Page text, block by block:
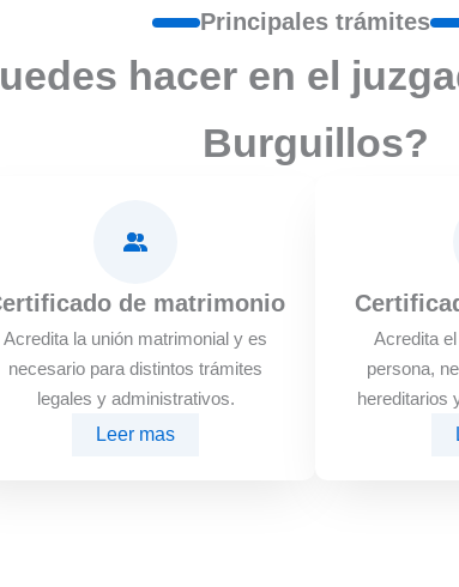
Principales trámites
hacer en el
Burguillos?
de matrimonio
Acredita la unión matrimonial y es
necesario para distintos trámites
legales y administrativos.
Leer mas
Acredita
persona,
hereditarios